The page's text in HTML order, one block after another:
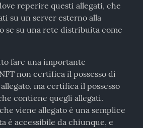
reperire questi allegati, che
su un server esterno alla
fare una importante
non certifica il possesso di
ma certifica il possesso
contiene quegli allegati.
viene allegato è una semplice
è accessibile da chiunque, e